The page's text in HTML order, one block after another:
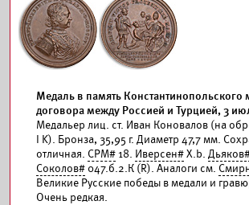
Медаль в память Константинопольского
договора между Россией и Турцией, 3
Медальер лиц. ст. Иван Коновалов (на
I K). Бронза, 35,95 г. Диаметр 47,7 мм.
отличная. СРМ# 18. Иверсен#X.b.
Соколов# 047.б.2.К (R). Аналоги см.
Великие Русские победы в медали и
Очень редкая.